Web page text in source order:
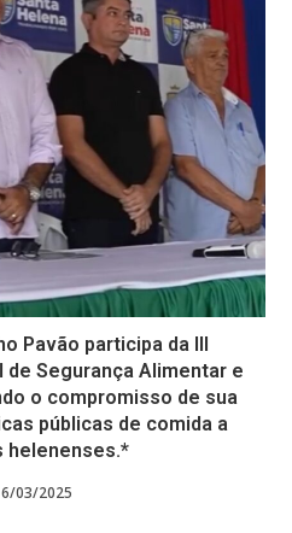
Pavão participa da lll
Segurança Alimentar e
o compromisso de sua
públicas de comida a
helenenses.*
03/2025